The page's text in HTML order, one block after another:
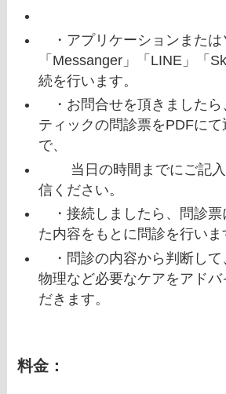
・アプリケーションまたは
「Messanger」「LINE」「
続を行います。
・お問合せを頂きましたら
ティックの問診票をPDFに
で、
当日の時間までにご記入
信ください。
・接続しましたら、問診票
た内容をもとに問診を行いま
・問診の内容から判断して
物理など必要なケアをアドバ
だきます。
料金：